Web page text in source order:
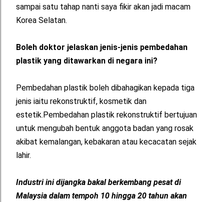
sampai satu tahap nanti saya fikir akan jadi macam
Korea Selatan.
Boleh doktor jelaskan jenis-jenis pembedahan
plastik yang ditawarkan di negara ini?
Pembedahan plastik boleh dibahagikan kepada tiga
jenis iaitu rekonstruktif, kosmetik dan
estetik.Pembedahan plastik rekonstruktif bertujuan
untuk mengubah bentuk anggota badan yang rosak
akibat kemalangan, kebakaran atau kecacatan sejak
lahir.
Industri ini dijangka bakal berkembang pesat di
Malaysia dalam tempoh 10 hingga 20 tahun akan